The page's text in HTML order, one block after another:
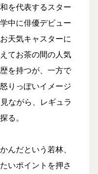
を代表するスター
中に俳優デビュー
天気キャスターに
てお茶の間の人気
を持つが、一方で
りっぽいイメージ
ながら、レギュラ
る。
んだという若林、
いポイントを押さ